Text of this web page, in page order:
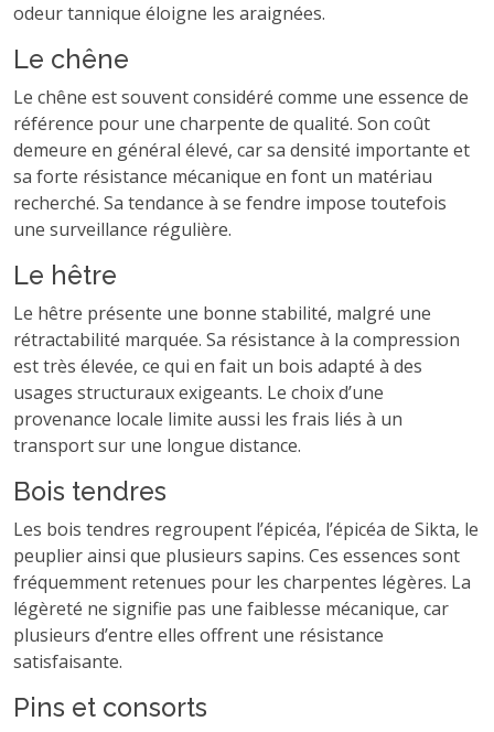
odeur tannique éloigne les araignées.
Le chêne
Le chêne est souvent considéré comme une essence de
référence pour une charpente de qualité. Son coût
demeure en général élevé, car sa densité importante et
sa forte résistance mécanique en font un matériau
recherché. Sa tendance à se fendre impose toutefois
une surveillance régulière.
Le hêtre
Le hêtre présente une bonne stabilité, malgré une
rétractabilité marquée. Sa résistance à la compression
est très élevée, ce qui en fait un bois adapté à des
usages structuraux exigeants. Le choix d’une
provenance locale limite aussi les frais liés à un
transport sur une longue distance.
Bois tendres
Les bois tendres regroupent l’épicéa, l’épicéa de Sikta, le
peuplier ainsi que plusieurs sapins. Ces essences sont
fréquemment retenues pour les charpentes légères. La
légèreté ne signifie pas une faiblesse mécanique, car
plusieurs d’entre elles offrent une résistance
satisfaisante.
Pins et consorts